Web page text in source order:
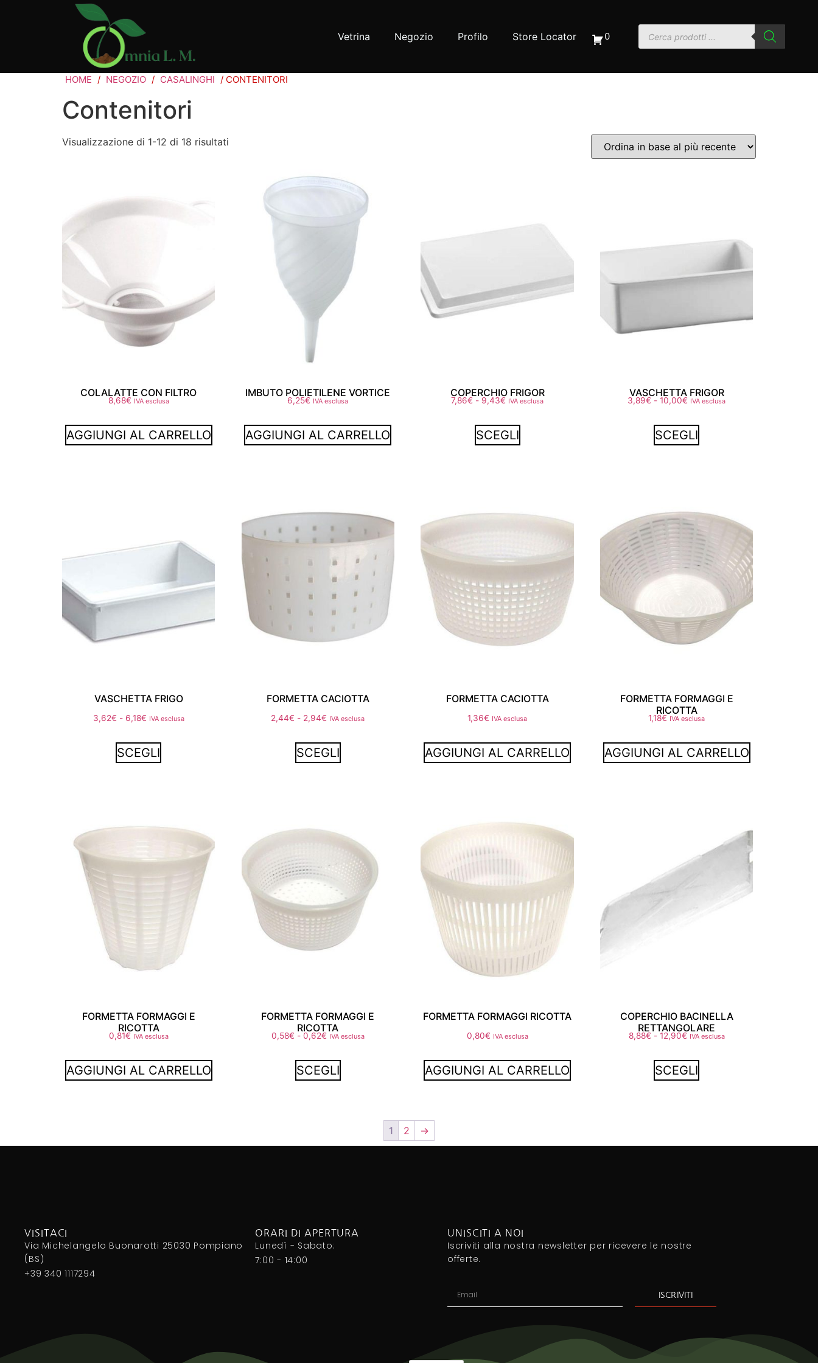
Vetrina Negozio Profilo Store Locator 0
HOME / NEGOZIO / CASALINGHI / CONTENITORI
Contenitori
Visualizzazione di 1-12 di 18 risultati
COLALATTE CON FILTRO
8,68€ IVA esclusa
AGGIUNGI AL CARRELLO
IMBUTO POLIETILENE VORTICE
6,25€ IVA esclusa
AGGIUNGI AL CARRELLO
COPERCHIO FRIGOR
7,86€ - 9,43€ IVA esclusa
SCEGLI
VASCHETTA FRIGOR
3,89€ - 10,00€ IVA esclusa
SCEGLI
VASCHETTA FRIGO
3,62€ - 6,18€ IVA esclusa
SCEGLI
FORMETTA CACIOTTA
2,44€ - 2,94€ IVA esclusa
SCEGLI
FORMETTA CACIOTTA
1,36€ IVA esclusa
AGGIUNGI AL CARRELLO
FORMETTA FORMAGGI E
RICOTTA
1,18€ IVA esclusa
AGGIUNGI AL CARRELLO
FORMETTA FORMAGGI E
RICOTTA
0,81€ IVA esclusa
AGGIUNGI AL CARRELLO
FORMETTA FORMAGGI E
RICOTTA
0,58€ - 0,62€ IVA esclusa
SCEGLI
FORMETTA FORMAGGI RICOTTA
0,80€ IVA esclusa
AGGIUNGI AL CARRELLO
COPERCHIO BACINELLA
RETTANGOLARE
8,88€ - 12,90€ IVA esclusa
SCEGLI
1 2 →
VISITACI
Via Michelangelo Buonarotti 25030 Pompiano
(BS)
+39 340 1117294
ORARI DI APERTURA
Lunedì - Sabato:
7:00 - 14:00
UNISCITI A NOI
Iscriviti alla nostra newsletter per ricevere le nostre
offerte.
ISCRIVITI